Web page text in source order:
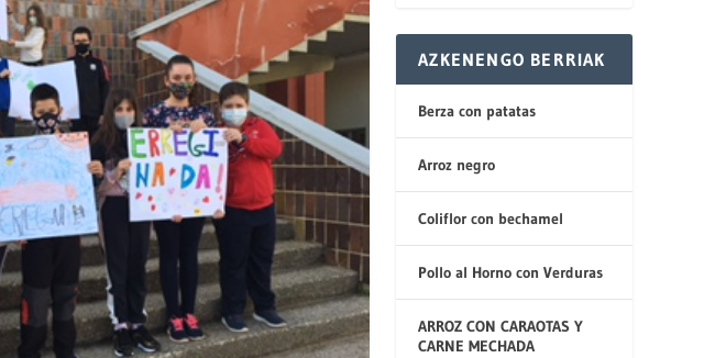
AZKENENGO BERRIAK
Berza con patatas
Arroz negro
Coliflor con bechamel
Pollo al Horno con Verduras
ARROZ CON CARAOTAS Y
CARNE MECHADA